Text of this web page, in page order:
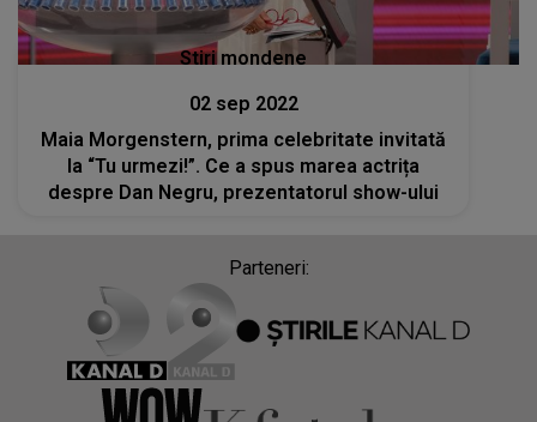
Stiri mondene
02 sep 2022
Maia Morgenstern, prima celebritate invitată
la “Tu urmezi!”. Ce a spus marea actrița
despre Dan Negru, prezentatorul show-ului
Parteneri: